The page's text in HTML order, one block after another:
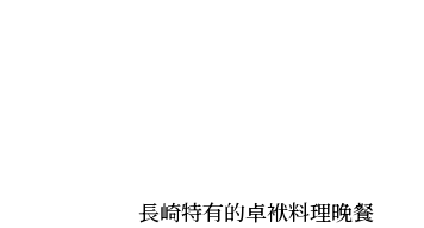
長崎特有的卓袱料理晚餐